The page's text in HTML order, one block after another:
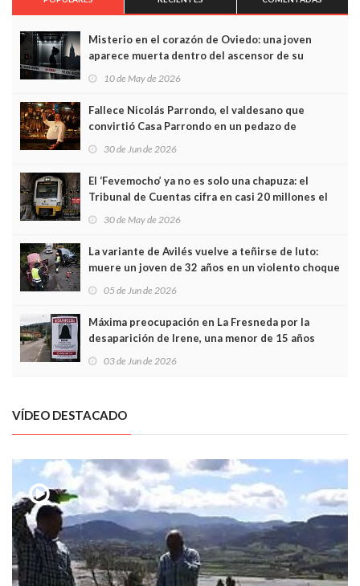
Misterio en el corazón de Oviedo: una joven
aparece muerta dentro del ascensor de su
edificio y las cámaras captan sus últimos minutos
10 de May de 2026
Fallece Nicolás Parrondo, el valdesano que
convirtió Casa Parrondo en un pedazo de
Asturias en Madrid
30 de Jun de 2026
El ‘Fevemocho’ ya no es solo una chapuza: el
Tribunal de Cuentas cifra en casi 20 millones el
sobrecoste de los trenes que no cabían por los
30 de May de 2026
La variante de Avilés vuelve a teñirse de luto:
muere un joven de 32 años en un violento choque
frontal
05 de Jun de 2026
Máxima preocupación en La Fresneda por la
desaparición de Irene, una menor de 15 años
03 de Jun de 2026
VÍDEO DESTACADO